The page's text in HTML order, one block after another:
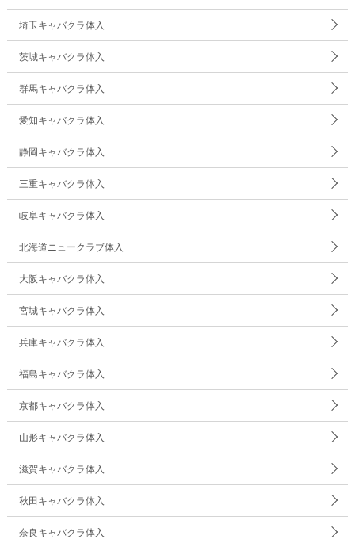
埼玉キャバクラ体入
茨城キャバクラ体入
群馬キャバクラ体入
愛知キャバクラ体入
静岡キャバクラ体入
三重キャバクラ体入
岐阜キャバクラ体入
北海道ニュークラブ体入
大阪キャバクラ体入
宮城キャバクラ体入
兵庫キャバクラ体入
福島キャバクラ体入
京都キャバクラ体入
山形キャバクラ体入
滋賀キャバクラ体入
秋田キャバクラ体入
奈良キャバクラ体入